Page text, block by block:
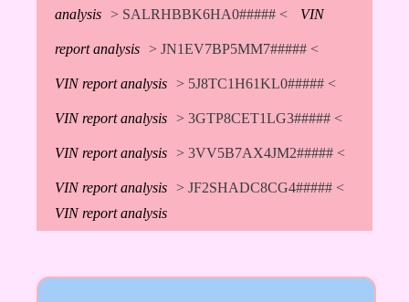
analysis > SALRHBBK6HA0##### < VIN
report analysis > JN1EV7BP5MM7##### <
VIN report analysis > 5J8TC1H61KL0##### <
VIN report analysis > 3GTP8CET1LG3##### <
VIN report analysis > 3VV5B7AX4JM2##### <
VIN report analysis > JF2SHADC8CG4##### <
VIN report analysis